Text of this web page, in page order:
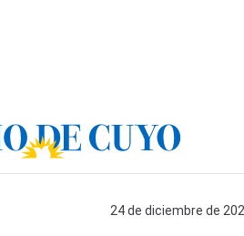
24 de diciembre de